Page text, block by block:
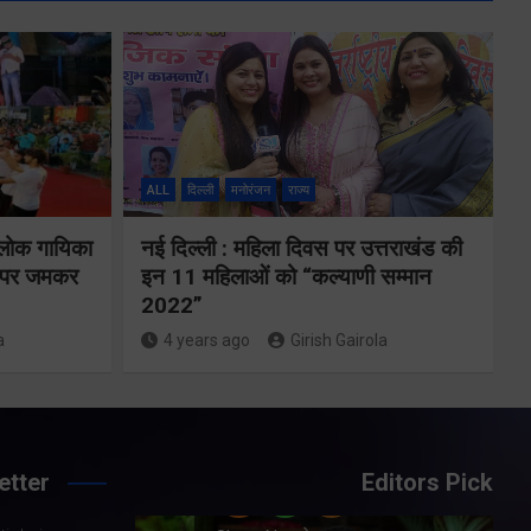
गायिका
पर जमकर
ALL दिल्ली मनोरंजन राज्य
नई दिल्ली : महिला दिवस पर उत्तराखंड की
इन 11 महिलाओं को “कल्याणी सम्मान
2022”
4 years ago Girish Gairola
Editors Pick
और
मुख्यमंत्री ने
प्रदान की विभिन्न
विकास योजनाओं
के लिए 1967
करोड़ की वित्तीय
स्वीकृति
Share Nowदेहरादून।